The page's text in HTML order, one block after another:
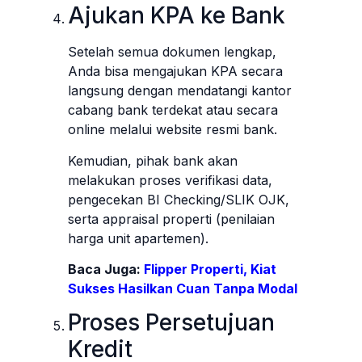
Ajukan KPA ke Bank
Setelah semua dokumen lengkap,
Anda bisa mengajukan KPA secara
langsung dengan mendatangi kantor
cabang bank terdekat atau secara
online melalui website resmi bank.
Kemudian, pihak bank akan
melakukan proses verifikasi data,
pengecekan BI Checking/SLIK OJK,
serta appraisal properti (penilaian
harga unit apartemen).
Baca Juga: Flipper Properti, Kiat
Sukses Hasilkan Cuan Tanpa Modal
Proses Persetujuan
Kredit